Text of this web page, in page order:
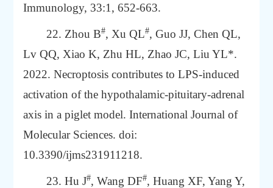
Immunology, 33:1, 652-663.
22. Zhou B#, Xu QL#, Guo JJ, Chen QL,
Lv QQ, Xiao K, Zhu HL, Zhao JC, Liu YL*.
2022. Necroptosis contributes to LPS-induced
activation of the hypothalamic-pituitary-adrenal
axis in a piglet model. International Journal of
Molecular Sciences. doi:
10.3390/ijms231911218.
23. Hu J#, Wang DF#, Huang XF, Yang Y,